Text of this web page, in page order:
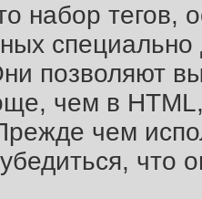
набор тегов,
позволяют
чем в
чем
что